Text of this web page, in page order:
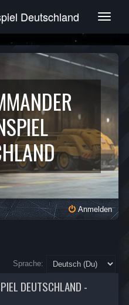
T
g
e
v
g
a
t
i
o
n
Deutschland
Anmelden
Sprache:
DEUTSCHLAND -